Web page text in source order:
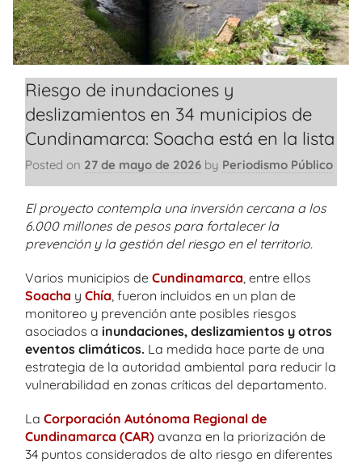
Riesgo de inundaciones y
deslizamientos en 34 municipios de
Cundinamarca: Soacha está en la lista
Posted on 27 de mayo de 2026 by Periodismo Público
El proyecto contempla una inversión cercana a los
6.000 millones de pesos para fortalecer la
prevención y la gestión del riesgo en el territorio.
Varios municipios de Cundinamarca , entre ellos
Soacha y Chía , fueron incluidos en un plan de
monitoreo y prevención ante posibles riesgos
asociados a inundaciones, deslizamientos y otros
eventos climáticos. La medida hace parte de una
estrategia de la autoridad ambiental para reducir la
vulnerabilidad en zonas críticas del departamento.
La Corporación Autónoma Regional de
Cundinamarca (CAR) avanza en la priorización de
34 puntos considerados de alto riesgo en diferentes